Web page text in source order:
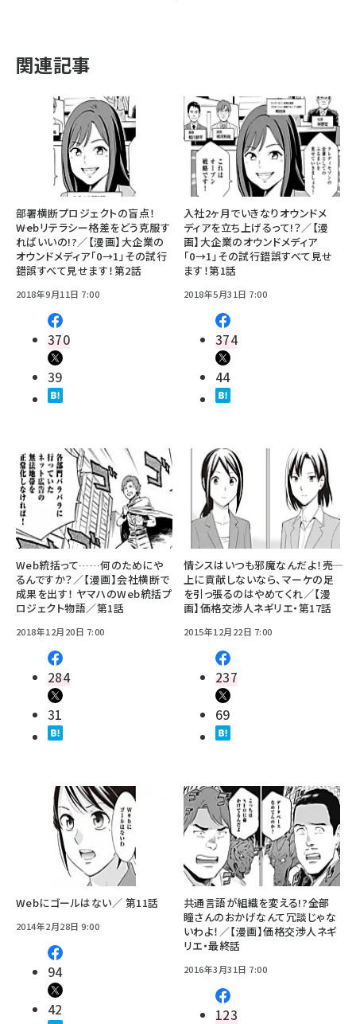
関連記事
部署横断プロジェクトの盲点！
――Webリテラシー格差をどう克服す
ればいいの!?／【漫画】大企業の
オウンドメディア「0→1」その試行
錯誤すべて見せます！第2話
2018年9月11日 7:00
370
39
入社2ヶ月でいきなりオウンドメ
ディアを立ち上げるって!？／【漫
画】大企業のオウンドメディア
「0→1」その試行錯誤すべて見せ
ます！第1話
2018年5月31日 7:00
374
44
Web統括って……何のためにや
るんですか？／【漫画】会社横断で
成果を出す！ ヤマハのWeb統括プ
ロジェクト物語／第1話
2018年12月20日 7:00
284
31
情シスはいつも邪魔なんだよ！――売
上に貢献しないなら、マーケの足
を引っ張るのはやめてくれ／【漫
画】価格交渉人ネギリエ・第17話
2015年12月22日 7:00
237
69
Webにゴールはない／ 第11話
2014年2月28日 9:00
94
42
共通言語が組織を変える!?――全部
瞳さんのおかげなんて冗談じゃな
いわよ！／【漫画】価格交渉人ネギ
リエ・最終話
2016年3月31日 7:00
123